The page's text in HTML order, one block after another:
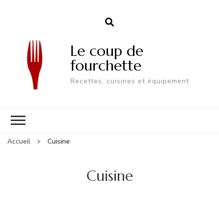
Le coup de
fourchette
Recettes, cuisines et équipement
Accueil Cuisine
Cuisine